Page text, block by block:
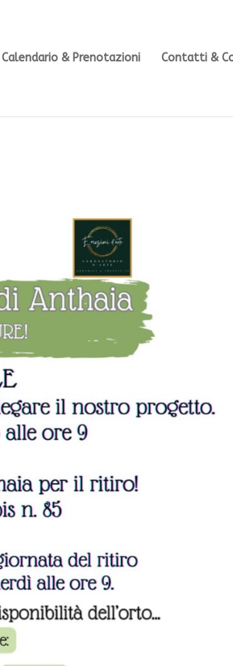
Calendario & Prenotazioni Contatti &